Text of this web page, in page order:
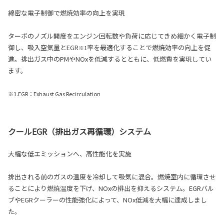
綿密な電子制御で燃焼効率の向上を実現
ターボのノズル開度をエンジン回転数や負荷に応じてきめ細かく電子制
御し、吸入空気量とEGR※1率を最適化することで燃焼効率の向上を促
進。排出ガス中のPMやNOxを低減するとともに、低燃費を実現してい
ます。
※1.EGR：Exhaust Gas Recirculation
クールEGR（排出ガス再循環）システム
大幅な低エミッションへ、高性能化を実施
排出される前のガスの温度を冷却して吸気に混合。燃焼室内に循環させ
ることにより燃焼温度を下げ、NOxの排出を抑えるシステム。EGRバル
ブやEGRクーラーの性能強化によって、NOx低減を大幅に達成しまし
た。